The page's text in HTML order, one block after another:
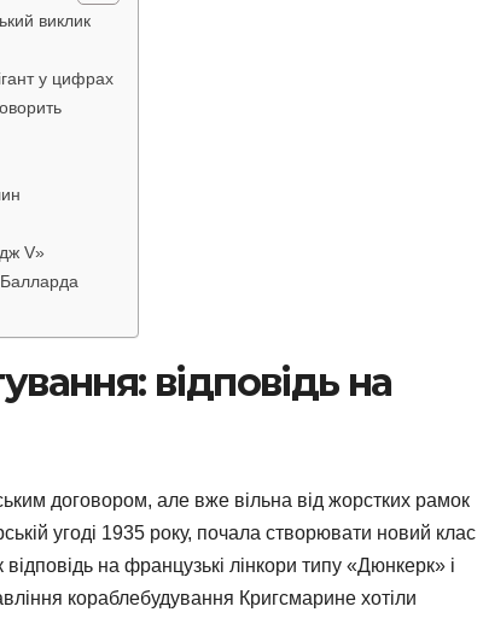
виклик
у цифрах
V»
Балларда
відповідь на
договором, але вже вільна від жорстких рамок
угоді 1935 року, почала створювати новий клас
на французькі лінкори типу «Дюнкерк» і
кораблебудування Кригсмарине хотіли